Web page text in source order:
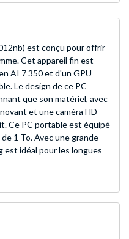
est conçu pour offrir
Cet appareil fin est
AI 7 350 et d'un GPU
Le design de ce PC
que son matériel, avec
et une caméra HD
Ce PC portable est équipé
1 To. Avec une grande
est idéal pour les longues